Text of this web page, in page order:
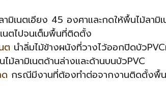
มิเนตเอียง 45 องศาและกดให้พื้นไม้ลา
นตไปจนเต็มพื้นที่ติดตั้ง
ต นำลิ่มไม้ข้างผนังที่วางไว้ออกปิดบัว
ลามิเนตด้านล่างและด้านบนบัวPVC
กรณีมีงานที่ต้องทำต่อจากงานติดตั้งพื้